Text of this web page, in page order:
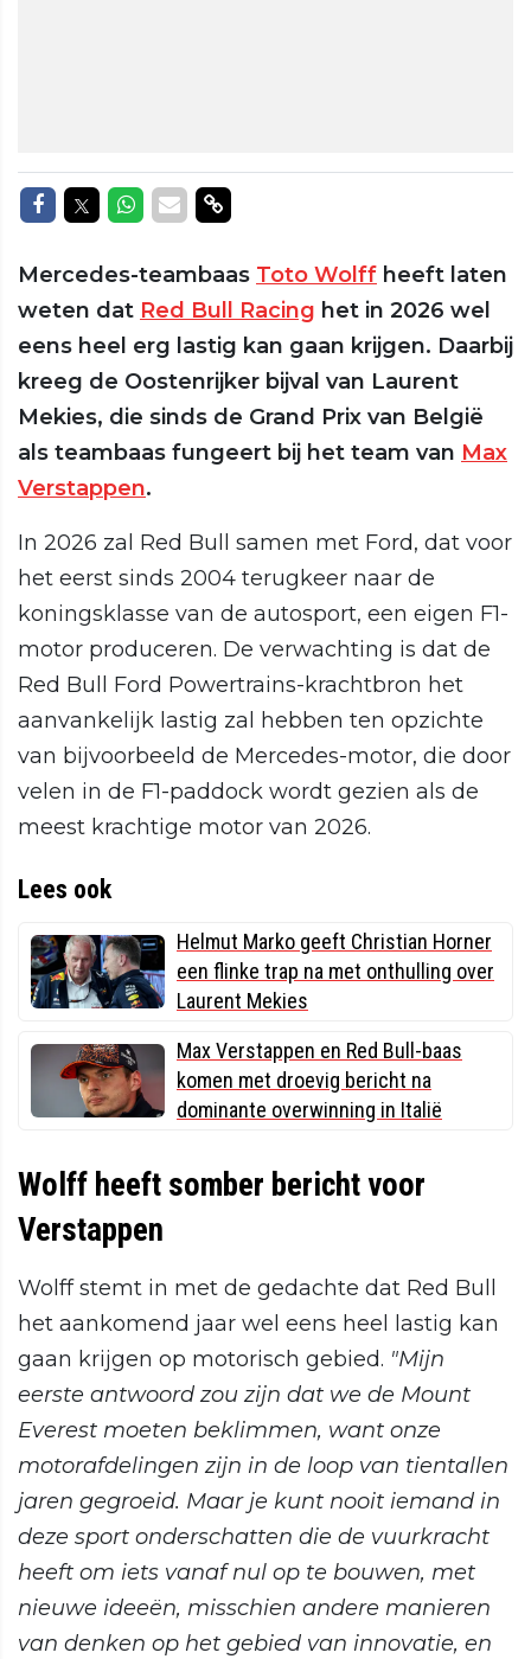
Delen op Facebook
Delen op Twitter
Delen op Whatsapp
Delen via Mail
Delen via link
Mercedes-teambaas Toto Wolff heeft laten
weten dat Red Bull Racing het in 2026 wel
eens heel erg lastig kan gaan krijgen. Daarbij
kreeg de Oostenrijker bijval van Laurent
Mekies, die sinds de Grand Prix van België
als teambaas fungeert bij het team van Max
Verstappen.
In 2026 zal Red Bull samen met Ford, dat voor
het eerst sinds 2004 terugkeer naar de
koningsklasse van de autosport, een eigen F1-
motor produceren. De verwachting is dat de
Red Bull Ford Powertrains-krachtbron het
aanvankelijk lastig zal hebben ten opzichte
van bijvoorbeeld de Mercedes-motor, die door
velen in de F1-paddock wordt gezien als de
meest krachtige motor van 2026.
Lees ook
Helmut Marko geeft Christian Horner
een flinke trap na met onthulling over
Laurent Mekies
Max Verstappen en Red Bull-baas
komen met droevig bericht na
dominante overwinning in Italië
Wolff heeft somber bericht voor
Verstappen
Wolff stemt in met de gedachte dat Red Bull
het aankomend jaar wel eens heel lastig kan
gaan krijgen op motorisch gebied. "Mijn
eerste antwoord zou zijn dat we de Mount
Everest moeten beklimmen, want onze
motorafdelingen zijn in de loop van tientallen
jaren gegroeid. Maar je kunt nooit iemand in
deze sport onderschatten die de vuurkracht
heeft om iets vanaf nul op te bouwen, met
nieuwe ideeën, misschien andere manieren
van denken op het gebied van innovatie, en